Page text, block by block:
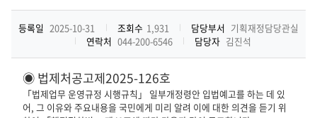
기
기
등록일 2025-10-31 조회수 1,931 담당부서 기획재정담당관실
연락처 044-200-6546 담당자 김진석
◉법제처공고제2025-126호
「법제업무 운영규정 시행규칙 」 일부개정령안 입법예고를 하는 데 있
어, 그 이유와 주요내용을 국민에게 미리 알려 이에 대한 의견을 듣기 위